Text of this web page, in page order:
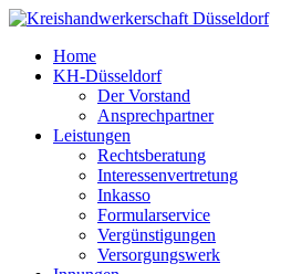
Home
KH-Düsseldorf
Der Vorstand
Ansprechpartner
Leistungen
Rechtsberatung
Interessenvertretung
Inkasso
Formularservice
Vergünstigungen
Versorgungswerk